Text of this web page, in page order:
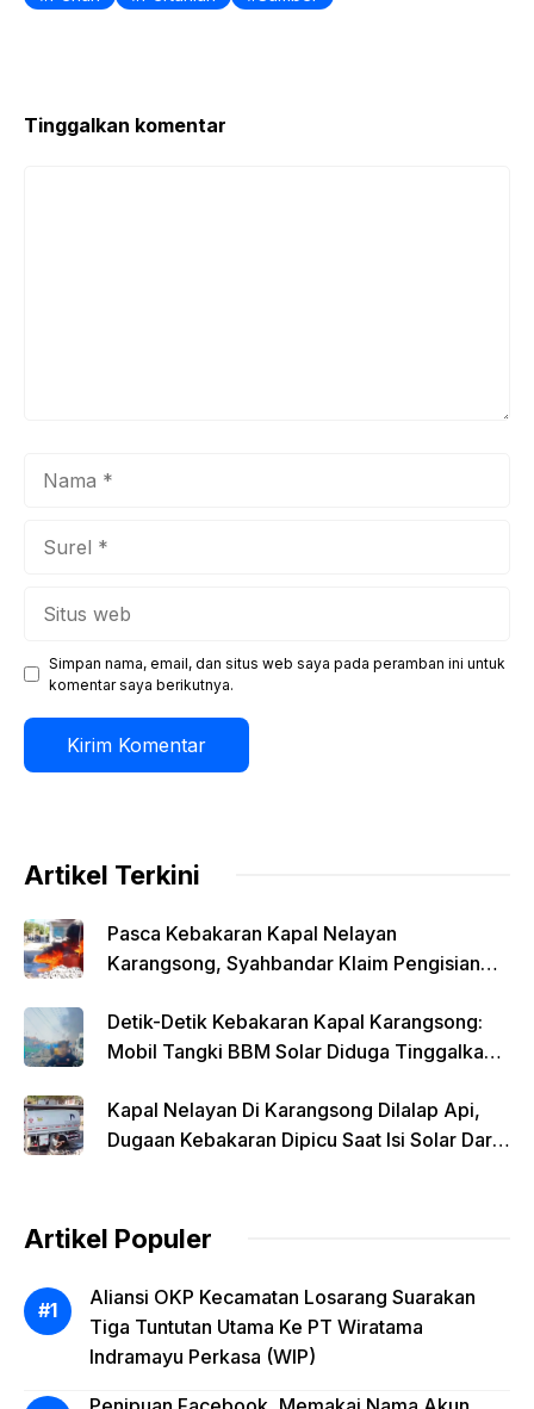
Tinggalkan komentar
Simpan nama, email, dan situs web saya pada peramban ini untuk
komentar saya berikutnya.
Artikel Terkini
Pasca Kebakaran Kapal Nelayan
Karangsong, Syahbandar Klaim Pengisian
Detik-Detik Kebakaran Kapal Karangsong:
Mobil Tangki BBM Solar Diduga Tinggalkan
Kapal Nelayan Di Karangsong Dilalap Api,
Dugaan Kebakaran Dipicu Saat Isi Solar Dari
Artikel Populer
Aliansi OKP Kecamatan Losarang Suarakan
Tiga Tuntutan Utama Ke PT Wiratama
Indramayu Perkasa (WIP)